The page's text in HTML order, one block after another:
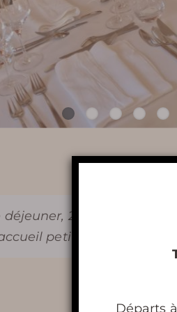
déjeuner, 2 formules
petit-déjeuner et
Départs